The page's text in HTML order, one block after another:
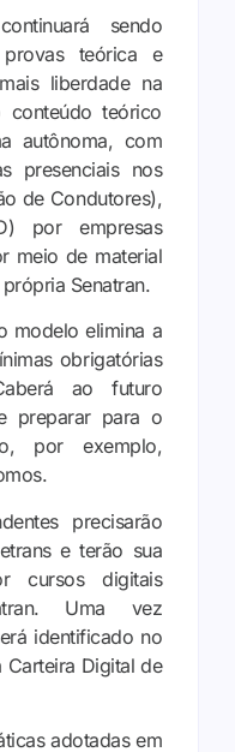
sendo
teórica e
liberdade na
teórico
autônoma, com
presenciais nos
de Condutores),
por empresas
meio de material
Senatran.
modelo elimina a
obrigatórias
ao futuro
preparar para o
por exemplo,
precisarão
e terão sua
cursos digitais
Uma vez
identificado no
Digital de
adotadas em